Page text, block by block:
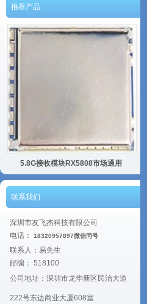
推荐产品
5.8G接收模块RX5808市场通用
联系我们
深圳市友飞杰科技有限公司
电话：
18320957897微信同号
联系人：易先生
邮编： 518100
公司地址：深圳市龙华新区民治大道
222号东边商业大厦608室